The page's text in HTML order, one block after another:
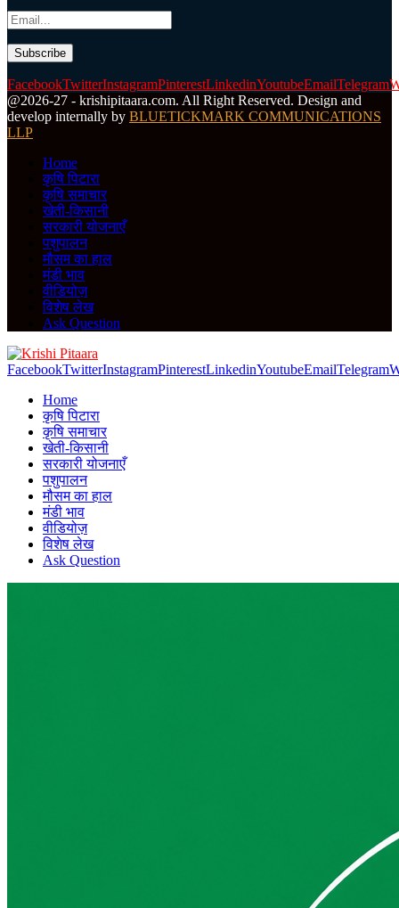
FacebookTwitterInstagramPinterestLinkedinYoutubeEmailTelegram
@2026-27 - krishipitaara.com. All Right Reserved. Design and
develop internally by BLUETICKMARK COMMUNICATIONS
LLP
Home
कृषि पिटारा
कृषि समाचार
खेती-किसानी
सरकारी योजनाएँ
पशुपालन
मौसम का हाल
मंडी भाव
वीडियोज़
विशेष लेख
Ask Question
FacebookTwitterInstagramPinterestLinkedinYoutubeEmailTelegram
Home
कृषि पिटारा
कृषि समाचार
खेती-किसानी
सरकारी योजनाएँ
पशुपालन
मौसम का हाल
मंडी भाव
वीडियोज़
विशेष लेख
Ask Question